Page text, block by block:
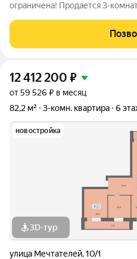
ограничена! Продается 3-
77.8 кв.м.Дом из красного
ипотечные программы с
12 412 200 ₽
от 59 526 ₽ в месяц
82,2 м²
3-комн. квартира 6
новостройка
3D-тур
улица Мечтателей,10/1